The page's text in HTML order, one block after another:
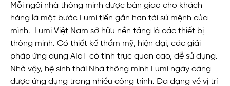
Mỗi ngôi nhà thông minh được bàn giao cho khách
hàng là một bước Lumi tiến gần hơn tới sứ mệnh của
mình.
Lumi Việt Nam sở hữu nền tảng là các thiết bị
thông minh. Có thiết kế thẩm mỹ, hiện đại, các giải
pháp ứng dụng AIoT có tính trực quan cao, dễ sử dụng.
Nhờ vậy, hệ sinh thái Nhà thông minh Lumi ngày càng
được ứng dụng trong nhiều công trình. Đa dạng về vị trí